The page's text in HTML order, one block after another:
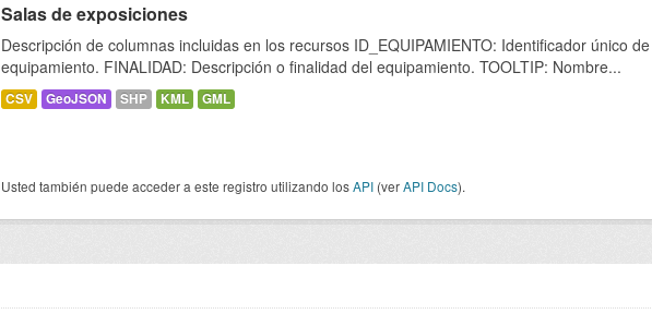
Salas de exposiciones
Descripción de columnas incluidas en los recursos ID_EQUIPAMIENTO: Identificador único de
equipamiento. FINALIDAD: Descripción o finalidad del equipamiento. TOOLTIP: Nombre...
CSV GeoJSON SHP KML GML
Usted también puede acceder a este registro utilizando losAPI (verAPI Docs).